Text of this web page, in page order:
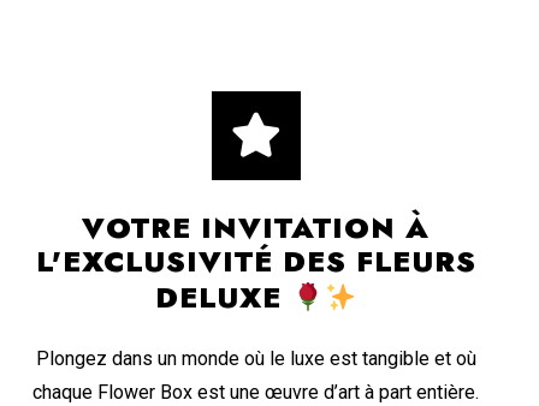
VOTRE INVITATION À
L'EXCLUSIVITÉ DES FLEURS
DELUXE
Plongez dans un monde où le luxe est tangible et où
chaque Flower Box est une œuvre d’art à part entière.